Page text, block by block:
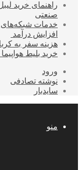
راهنمای خرید
صنعتی
افزایش درآمد
هزینه سفر به کربلا
خرید بلیط هواپیما
ورود
نوشته تصادفی
سایدبار
منو